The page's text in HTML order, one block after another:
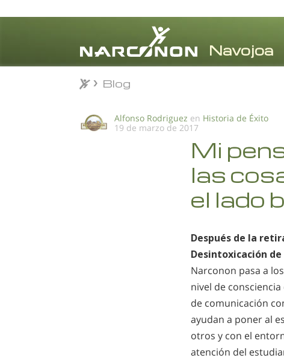
Blog
Alfonso Rodriguez en Historia de Éxito
19 de marzo de 2017
Mi
las
el lado
Después de la
Desintoxicación
Narconon pasa a
nivel de
de comunicación
ayudan a poner al
otros y con el
atención del
Blog